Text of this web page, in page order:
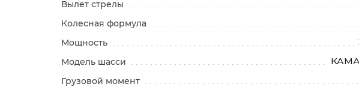
Вылет стрелы
Колесная формула
Мощность
Модель шасси
Грузовой момент